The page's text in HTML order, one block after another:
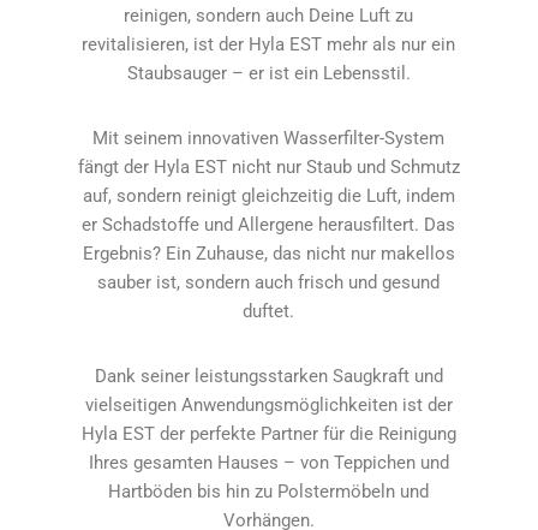
reinigen, sondern auch Deine Luft zu
revitalisieren, ist der Hyla EST mehr als nur ein
Staubsauger – er ist ein Lebensstil.
Mit seinem innovativen Wasserfilter-System
fängt der Hyla EST nicht nur Staub und Schmutz
auf, sondern reinigt gleichzeitig die Luft, indem
er Schadstoffe und Allergene herausfiltert. Das
Ergebnis? Ein Zuhause, das nicht nur makellos
sauber ist, sondern auch frisch und gesund
duftet.
Dank seiner leistungsstarken Saugkraft und
vielseitigen Anwendungsmöglichkeiten ist der
Hyla EST der perfekte Partner für die Reinigung
Ihres gesamten Hauses – von Teppichen und
Hartböden bis hin zu Polstermöbeln und
Vorhängen.